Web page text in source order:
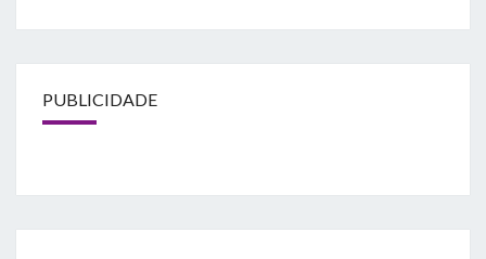
PUBLICIDADE